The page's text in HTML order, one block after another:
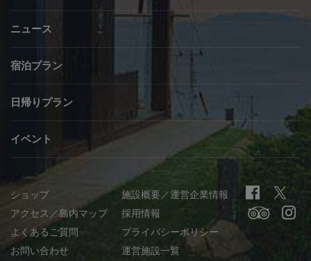
ニュース
宿泊プラン
日帰りプラン
イベント
ショップ
アクセス／島内マップ
よくあるご質問
お問い合わせ
施設概要／運営企業情報
採用情報
プライバシーポリシー
運営施設一覧